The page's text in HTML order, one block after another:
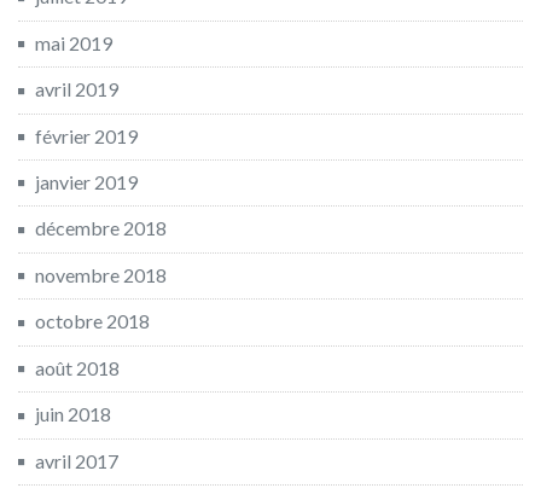
mai 2019
avril 2019
février 2019
janvier 2019
décembre 2018
novembre 2018
octobre 2018
août 2018
juin 2018
avril 2017